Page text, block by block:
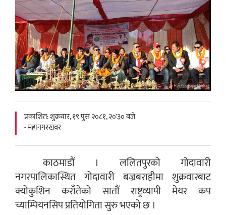
प्रकाशित: शुक्रवार, १९ पुस २०८१, २०ः३० बजे
- महानगरखवर
काठमाडौं । ललितपुरको गोदावारी
नगरपालिकास्थित गोदावारी बज्रबराहीमा शुक्रवारबाट
क्योकुशिन कराँतेको सातौं राष्ट्रव्यापी मेयर कप
च्याम्पियनसिप प्रतियोगिता सुरु भएको छ ।